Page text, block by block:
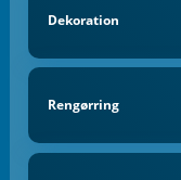
Dekoration
Rengørring